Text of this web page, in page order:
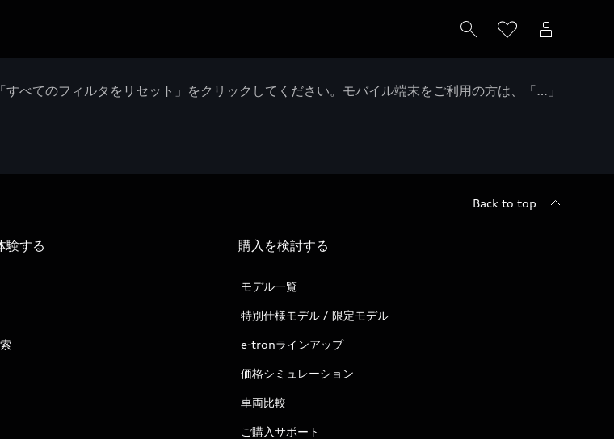
べてのフィルタをリセット」をクリックしてください。モバイル端末をご利用の方は、「…」
Back to top
する 購入を検討する
モデル一覧
特別仕様モデル / 限定モデル
e-tronラインアップ
価格シミュレーション
車両比較
ご購入サポート